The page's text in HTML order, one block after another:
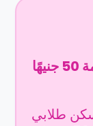
قسيمة استرداد نقدي حصرية بقيمة 50 جنيهًا
طلابي